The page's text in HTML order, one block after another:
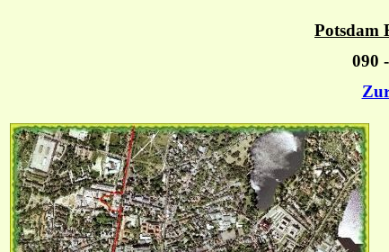
Potsdam
090